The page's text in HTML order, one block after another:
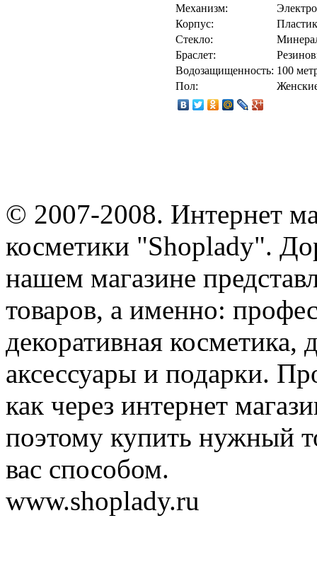
Механизм:
Корпус:
Пластик
Стекло:
Браслет:
Водозащищенность: 100
Пол:
© 2007-2008. Интернет
косметики "Shoplady".
нашем магазине
товаров, а именно:
декоративная косметика,
аксессуары и подарки.
как через интернет
поэтому купить нужный
вас способом.
www.shoplady.ru